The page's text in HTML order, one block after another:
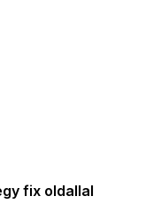
fix oldallal